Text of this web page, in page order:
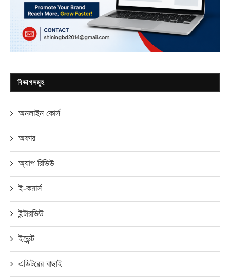
বিভাগসমূহ
অনলাইন কোর্স
অফার
অ্যাপ রিভিউ
ই-কমার্স
ইন্টারভিউ
ইভেন্ট
এডিটরের বাছাই